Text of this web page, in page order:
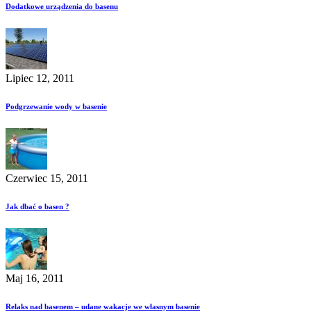
Dodatkowe urządzenia do basenu
Lipiec 12, 2011
Podgrzewanie wody w basenie
Czerwiec 15, 2011
Jak dbać o basen ?
Maj 16, 2011
Relaks nad basenem – udane wakacje we własnym basenie